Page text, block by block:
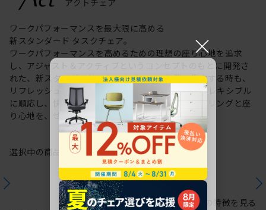
ワークパフォーマンスを最大限に高める
新スタンダード タスクチェア。
ワークパフォーマンスを高めるための理想の座り心地を追求
し、アジャスト＆アクティブというコンセプトのもとに開発さ
れた、新スタンダードのタスクチェア。作業に集中する時も、
リフレッシュする時も、座る姿勢や身体の動きにフレキシブル
に順応し、快適にサポートします。新感覚のスタイリングと座
り心地を、ぜひご体感ください。
選択中の商品情報保証 注意事項
シリーズの特徴を見る
×